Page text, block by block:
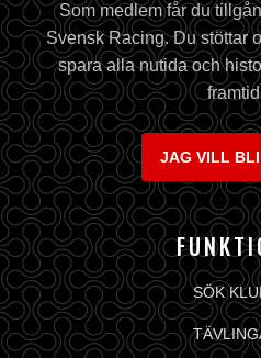
Som medlem får du
Svensk Racing. Du stöttar
spara alla nutida och
JAG VILL
SÖK